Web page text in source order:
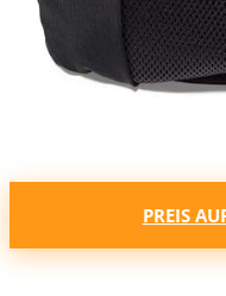
PREIS